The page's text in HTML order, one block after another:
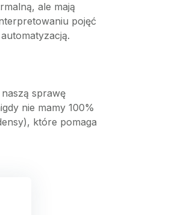
ale mają
pojęć
sprawę
nie mamy 100%
które pomaga